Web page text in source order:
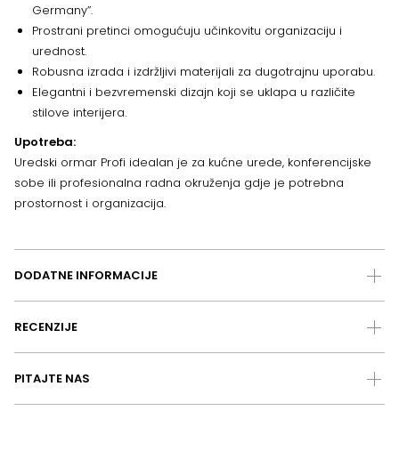
Germany”.
Prostrani pretinci omogućuju učinkovitu organizaciju i
urednost.
Robusna izrada i izdržljivi materijali za dugotrajnu uporabu.
Elegantni i bezvremenski dizajn koji se uklapa u različite
stilove interijera.
Upotreba:
Uredski ormar Profi idealan je za kućne urede, konferencijske
sobe ili profesionalna radna okruženja gdje je potrebna
prostornost i organizacija.
DODATNE INFORMACIJE
RECENZIJE
PITAJTE NAS